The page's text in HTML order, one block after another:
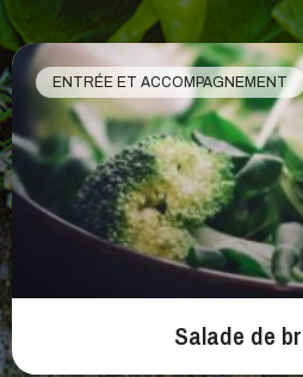
ENTRÉE ET ACCOMPAGNEMENT
Salade de